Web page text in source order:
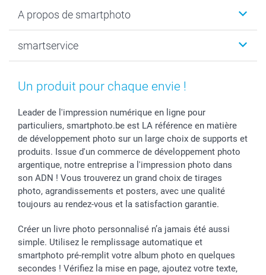
Tirage photo & agrandissement
MyNameBook
Stickers & Etiquettes
Calendrier photos & Agendas photo
Dénicheur d'idées cadeau
Anniversaire
Fin d'études
Naissance & baptême
Toussaint
Rentrée des classes
Communion
Saint-Valentin
Vacances
A propos de smartphoto
Durabilité
Conditions
Plaintes
Conditions générales
Vie privée
Gestion des cookies
Tarifs
Investisseurs
Droit de rétractation
smartservice
smartgarantie
smartfriends
Modes de paiement
Modes de livraison
Grandes Quantités
Statut de ma commande
Un produit pour chaque envie !
Leader de l'impression numérique en ligne pour
particuliers, smartphoto.be est LA référence en matière
de développement photo sur un large choix de supports et
produits. Issue d'un commerce de développement photo
argentique, notre entreprise a l'impression photo dans
son ADN ! Vous trouverez un grand choix de tirages
photo, agrandissements et posters, avec une qualité
toujours au rendez-vous et la satisfaction garantie.
Créer un livre photo personnalisé n’a jamais été aussi
simple. Utilisez le remplissage automatique et
smartphoto pré-remplit votre album photo en quelques
secondes ! Vérifiez la mise en page, ajoutez votre texte,